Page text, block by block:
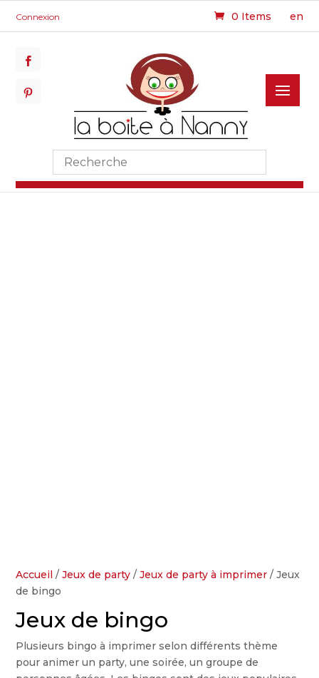
Connexion 0 Items en
Accueil /Jeux de party /Jeux de party à imprimer / Jeux
de bingo
Jeux de bingo
Plusieurs bingo à imprimer selon différents thème
pour animer un party, une soirée, un groupe de